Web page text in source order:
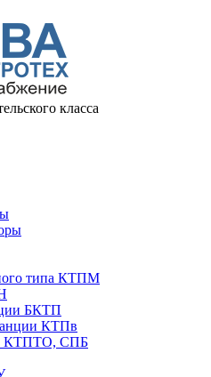
класса
типа КТПМ
БКТП
КТПв
КТПТО, СПБ